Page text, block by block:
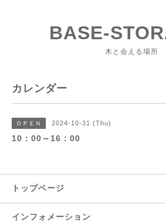
BASE-
木と会える場所
カレンダー
ＯＰＥＮ 2024-10-31 (Thu)
10：00～16：00
トップページ
インフォメーション